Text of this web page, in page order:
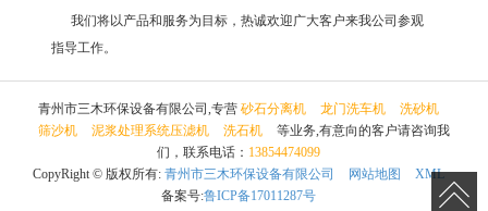
我们将以产品和服务为目标，热诚欢迎广大客户来我公司参观
指导工作。
青州市三木环保设备有限公司,专营 砂石分离机 龙门洗车机
洗砂机
筛沙机
泥浆处理系统压滤机 洗石机
等业务,有意向的客户请咨询我
们，联系电话： 13854474099
CopyRight © 版权所有: 青州市三木环保设备有限公司 网站地图
XML
备案号:鲁ICP备17011287号